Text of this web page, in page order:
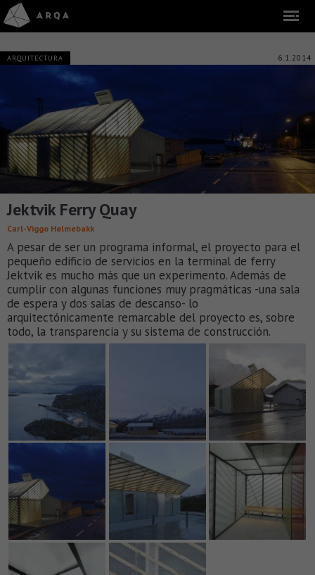
ARQUITECTURA 6.1.2014
Jektvik Ferry Quay
Carl-Viggo Hølmebakk
A pesar de ser un programa informal, el proyecto para el
pequeño edificio de servicios en la terminal de ferry
Jektvik es mucho más que un experimento. Además de
cumplir con algunas funciones muy pragmáticas -una sala
de espera y dos salas de descanso- lo
arquitectónicamente remarcable del proyecto es, sobre
todo, la transparencia y su sistema de construcción.